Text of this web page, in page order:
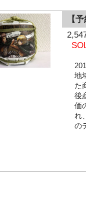
【
地
た
後
価
れ
の